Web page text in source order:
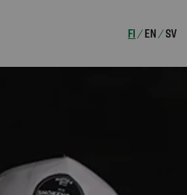
FI /EN /SV